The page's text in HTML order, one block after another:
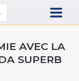
AVEC LA
SUPERB